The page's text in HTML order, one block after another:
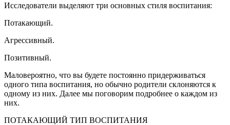
Исследователи выделяют три основных стиля воспитания:
Потакающий.
Агрессивный.
Позитивный.
Маловероятно, что вы будете постоянно придерживаться
одного типа воспитания, но обычно родители склоняются к
одному из них. Далее мы поговорим подробнее о каждом из
них.
ПОТАКАЮЩИЙ ТИП ВОСПИТАНИЯ